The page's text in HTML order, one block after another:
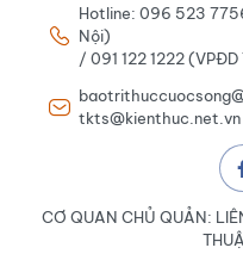
Hotline: 096 523
Nội)
/ 091 122 1222 (VPĐD
tkts@kienthuc.net.vn
CƠ QUAN CHỦ QUẢN: